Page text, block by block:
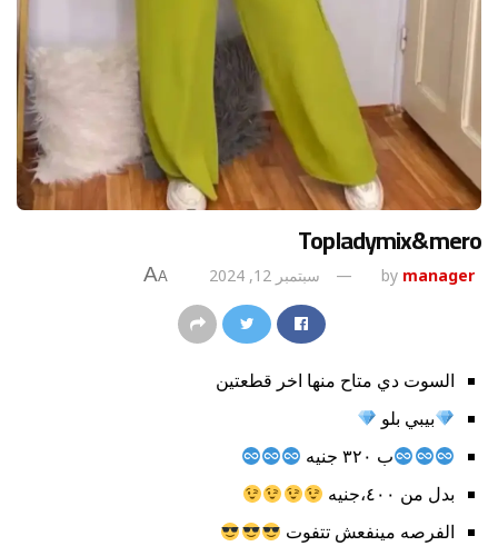
Topladymix&mero
by manager سبتمبر 12, 2024 A
A
السوت دي متاح منها اخر قطعتين
بيبي بلو
ب ٣٢٠ جنيه
بدل من ٤٠٠،جنيه
الفرصه مينفعش تتفوت